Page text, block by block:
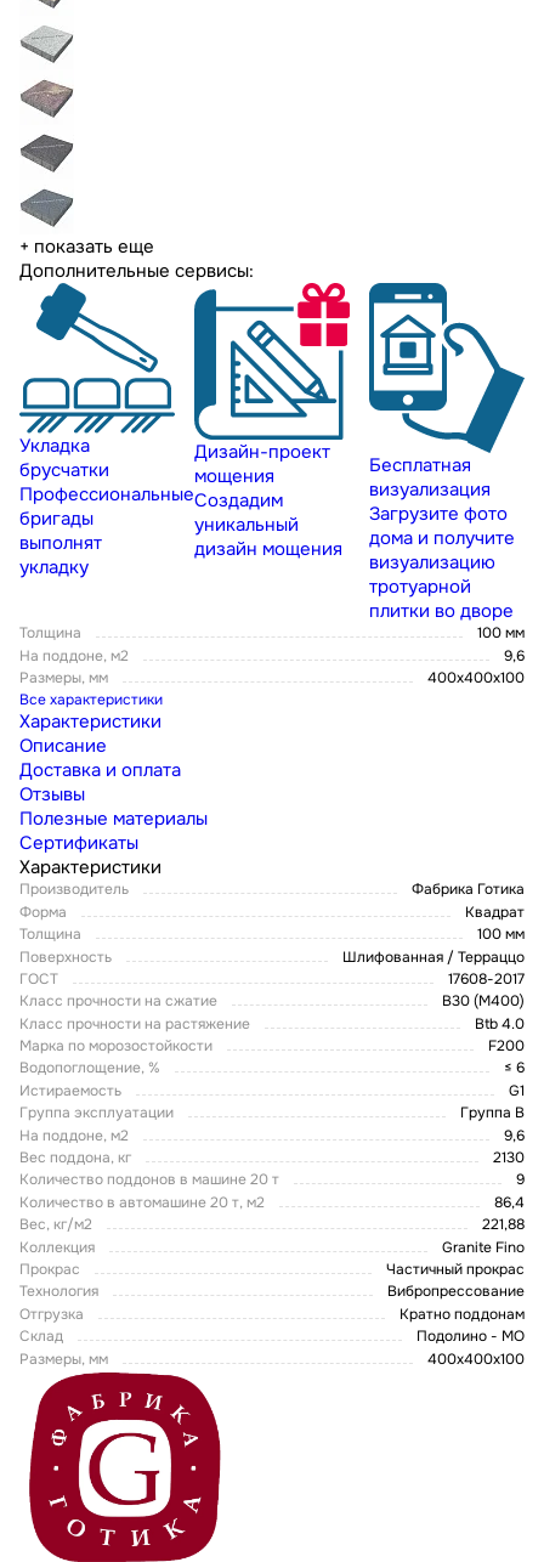
+ показать еще
Дополнительные сервисы:
Укладка
брусчатки
Профессиональные
бригады
выполнят
укладку
Дизайн-проект
мощения
Создадим
уникальный
дизайн мощения
Бесплатная
визуализация
Загрузите фото
дома и получите
визуализацию
тротуарной
плитки во дворе
Толщина
100 мм
На поддоне, м2
9,6
Размеры, мм
400x400x100
Все характеристики
Характеристики
Описание
Доставка и оплата
Отзывы
Полезные материалы
Сертификаты
Характеристики
Производитель
Фабрика Готика
Форма
Квадрат
Толщина
100 мм
Поверхность
Шлифованная / Терраццо
ГОСТ
17608-2017
Класс прочности на сжатие
В30 (М400)
Класс прочности на растяжение
Btb 4.0
Марка по морозостойкости
F200
Водопоглощение, %
≤ 6
Истираемость
G1
Группа эксплуатации
Группа В
На поддоне, м2
9,6
Вес поддона, кг
2130
Количество поддонов в машине 20 т
9
Количество в автомашине 20 т, м2
86,4
Вес, кг/м2
221,88
Коллекция
Granite Fino
Прокрас
Частичный прокрас
Технология
Вибропрессование
Отгрузка
Кратно поддонам
Склад
Подолино - МО
Размеры, мм
400x400x100